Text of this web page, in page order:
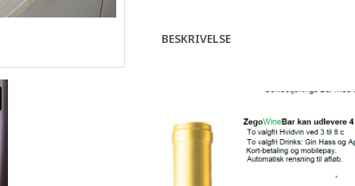
BESKRIVELSE